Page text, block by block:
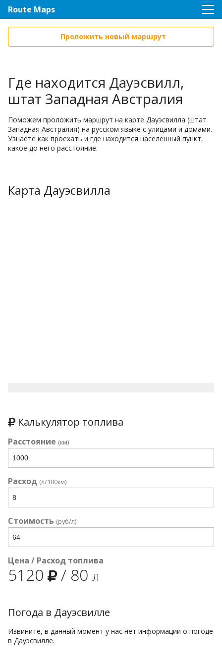
Route Maps
Проложить новый маршрут
Где находится Дауэсвилл,
штат Западная Австралия
Поможем проложить маршрут на карте Дауэсвилла (штат
Западная Австралия) на русском языке с улицами и домами.
Узнаете как проехать и где находится населенный пункт,
какое до него расстояние.
Карта Дауэсвилла
Калькулятор топлива
Расстояние (км)
Расход (л/100км)
Стоимость (руб/л)
Цена / Расход топлива
5120 / 80 л
Погода в Дауэсвилле
Извините, в данный момент у нас нет информации о погоде
в Дауэсвилле.